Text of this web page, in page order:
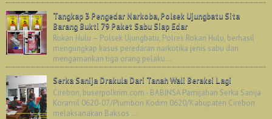
Tangkap 3 Pengedar Narkoba, Polsek Ujungbatu Sita
Barang Bukti 79 Paket Sabu Siap Edar
Rokan Hulu – Polsek Ujungbatu, Polres Rokan Hulu, berhasil
mengungkap kasus peredaran narkotika jenis sabu dan
mengamankan tiga orang pelaku...
Serka Sanija Drakula Dari Tanah Wali Beraksi Lagi
Cirebon, buserpolkrim.com - BABINSA Pamijahan Serka Sanija
Koramil 0620-07/Plumbon Kodim 0620/Kabupaten Cirebon
melaksanakan Baksos ...